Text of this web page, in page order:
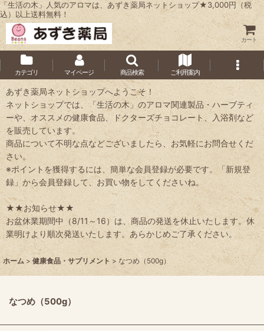
「生活の木」人気のアロマは、あずき薬局ネットショップ★3,000円（税
込）以上送料無料！
カート
カテゴリ マイページ 商品検索 ご利用案内
あずき薬局ネットショップへようこそ！
ネットショップでは、「生活の木」のアロマ関連製品・ハーブティ
ーや、オススメの健康食品、ドクターズチョコレート、入浴剤など
を販売しています。
商品について不明な点などございましたら、お気軽にお問合せくだ
さい。
※ポイントを獲得するには、簡単な会員登録が必要です。「新規登
録」から会員登録して、お買い物をしてくださいね。
★★お知らせ★★
お盆休業期間中（8/11～16）は、商品の発送を休止いたします。休
業明けより順次発送いたします。あらかじめご了承ください。
ホーム > 健康食品・サプリメント > なつめ（500g）
なつめ（500g）